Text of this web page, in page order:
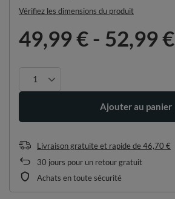
Vérifiez les dimensions du produit
49,99 €- 52,99 €
Ajouter au panier
Livraison gratuite et rapidede46,70 €
30 jours pour un retour gratuit
Achats en toute sécurité